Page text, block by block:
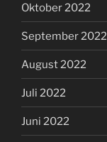
Oktober 2022
September 2022
August 2022
Juli 2022
Juni 2022